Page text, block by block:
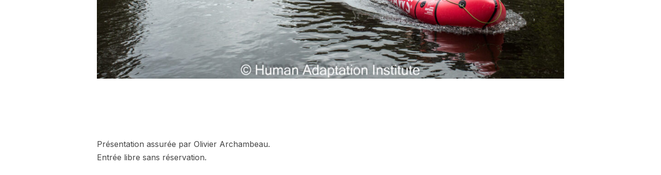
Présentation assurée par Olivier Archambeau.
Entrée libre sans réservation.